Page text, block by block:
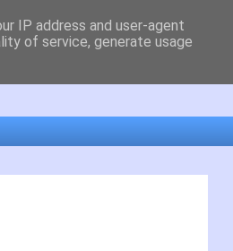
IP address and user-agent
of service, generate usage